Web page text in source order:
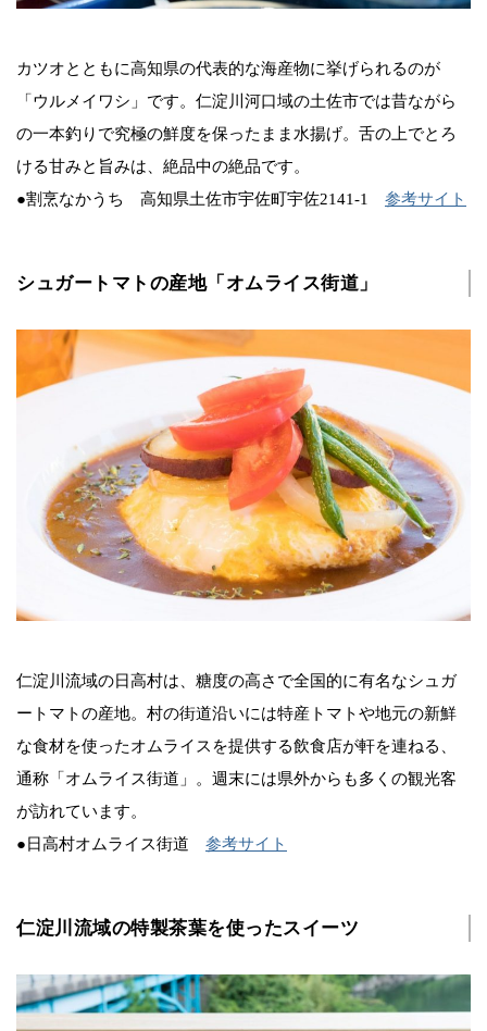
カツオとともに高知県の代表的な海産物に挙げられるのが
「ウルメイワシ」です。仁淀川河口域の土佐市では昔ながら
の一本釣りで究極の鮮度を保ったまま水揚げ。舌の上でとろ
ける甘みと旨みは、絶品中の絶品です。
●割烹なかうち 高知県土佐市宇佐町宇佐2141-1 参考サイト
シュガートマトの産地「オムライス街道」
仁淀川流域の日高村は、糖度の高さで全国的に有名なシュガ
ートマトの産地。村の街道沿いには特産トマトや地元の新鮮
な食材を使ったオムライスを提供する飲食店が軒を連ねる、
通称「オムライス街道」。週末には県外からも多くの観光客
が訪れています。
●日高村オムライス街道 参考サイト
仁淀川流域の特製茶葉を使ったスイーツ